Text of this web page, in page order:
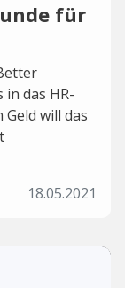
für
das HR-
will das
18.05.2021